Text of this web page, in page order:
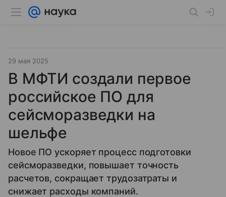
29 мая 2025
В МФТИ создали первое
российское ПО для
сейсморазведки на
шельфе
Новое ПО ускоряет процесс подготовки
сейсморазведки, повышает точность
расчетов, сокращает трудозатраты и
снижает расходы компаний.